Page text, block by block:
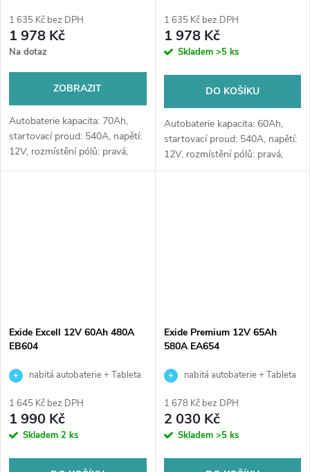
výkup staré baterie při doručení
nebo v prodejně Jinočany
1 635 Kč bez DPH
1 978 Kč
Na dotaz
ZOBRAZIT
Autobaterie kapacita: 70Ah,
startovací proud: 540A, napětí:
12V, rozmístění pólů: pravá,
výkup staré baterie při doručení
nebo v prodejně Jinočany
1 635 Kč bez DPH
1 978 Kč
Skladem >5 ks
DO KOŠÍKU
Autobaterie kapacita: 60Ah,
startovací proud: 540A, napětí:
12V, rozmístění pólů: pravá,
rozměry: 242 x 175 x 190,
Exide Excell 12V 60Ah 480A
EB604
nabitá autobaterie + Tableta
výkup staré baterie při doručení
nebo v prodejně Jinočany
1 645 Kč bez DPH
1 990 Kč
Skladem 2 ks
Exide Premium 12V 65Ah
580A EA654
nabitá autobaterie + Tableta
výkup staré baterie při doručení
nebo v prodejně Jinočany
1 678 Kč bez DPH
2 030 Kč
Skladem >5 ks